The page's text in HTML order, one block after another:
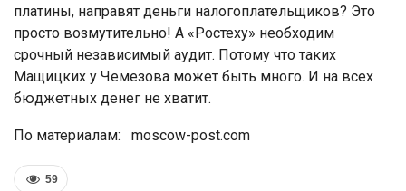
платины, направят деньги налогоплательщиков? Это
просто возмутительно! А «Ростеху» необходим
срочный независимый аудит. Потому что таких
Мащицких у Чемезова может быть много. И на всех
бюджетных денег не хватит.
По материалам: moscow-post.com
59